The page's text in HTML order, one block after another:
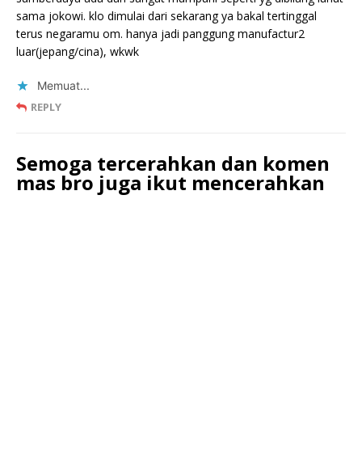
sama jokowi. klo dimulai dari sekarang ya bakal tertinggal
terus negaramu om. hanya jadi panggung manufactur2
luar(jepang/cina), wkwk
Memuat...
REPLY
Semoga tercerahkan dan komen
mas bro juga ikut mencerahkan